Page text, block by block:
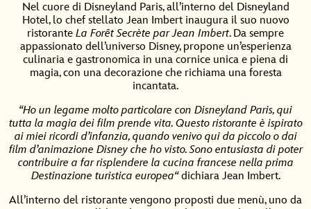
Nel cuore di Disneyland Paris, all’interno del Disneyland
Hotel, lo chef stellato Jean Imbert inaugura il suo nuovo
ristorante La Forêt Secrète par Jean Imbert. Da sempre
appassionato dell’universo Disney, propone un’esperienza
culinaria e gastronomica in una cornice unica e piena di
magia, con una decorazione che richiama una foresta
incantata.
“Ho un legame molto particolare con Disneyland Paris, qui
tutta la magia dei film prende vita. Questo ristorante è ispirato
ai miei ricordi d’infanzia, quando venivo qui da piccolo o dai
film d’animazione Disney che ho visto. Sono entusiasta di poter
contribuire a far risplendere la cucina francese nella prima
Destinazione turistica europea“dichiara Jean Imbert.
All’interno del ristorante vengono proposti due menù, uno da